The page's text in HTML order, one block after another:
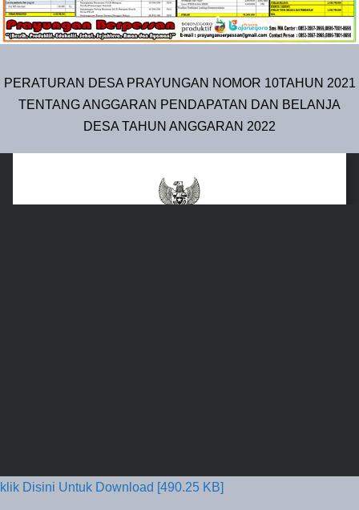
PERATURAN DESA PRAYUNGAN NOMOR 10TAHUN 2021
TENTANG ANGGARAN PENDAPATAN DAN BELANJA
DESA TAHUN ANGGARAN 2022
klik Disini Untuk Download [490.25 KB]